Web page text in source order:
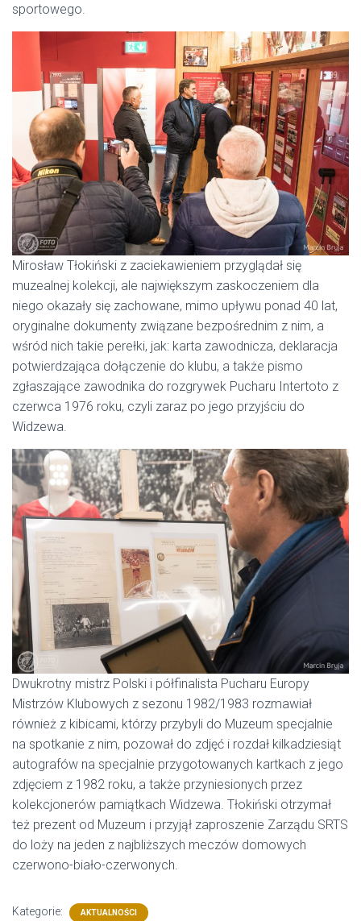
sportowego.
Mirosław Tłokiński z zaciekawieniem przyglądał się
muzealnej kolekcji, ale największym zaskoczeniem dla
niego okazały się zachowane, mimo upływu ponad 40 lat,
oryginalne dokumenty związane bezpośrednim z nim, a
wśród nich takie perełki, jak: karta zawodnicza, deklaracja
potwierdzająca dołączenie do klubu, a także pismo
zgłaszające zawodnika do rozgrywek Pucharu Intertoto z
czerwca 1976 roku, czyli zaraz po jego przyjściu do
Widzewa.
Dwukrotny mistrz Polski i półfinalista Pucharu Europy
Mistrzów Klubowych z sezonu 1982/1983 rozmawiał
również z kibicami, którzy przybyli do Muzeum specjalnie
na spotkanie z nim, pozował do zdjęć i rozdał kilkadziesiąt
autografów na specjalnie przygotowanych kartkach z jego
zdjęciem z 1982 roku, a także przyniesionych przez
kolekcjonerów pamiątkach Widzewa. Tłokiński otrzymał
też prezent od Muzeum i przyjął zaproszenie Zarządu SRTS
do loży na jeden z najbliższych meczów domowych
czerwono-biało-czerwonych.
Kategorie: AKTUALNOŚCI